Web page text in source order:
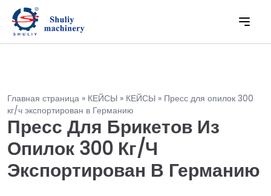
Главная страница » КЕЙСЫ » КЕЙСЫ » Пресс для опилок 300
кг/ч экспортирован в Германию
Пресс Для Брикетов Из
Опилок 300 Кг/ч
Экспортирован В Германию